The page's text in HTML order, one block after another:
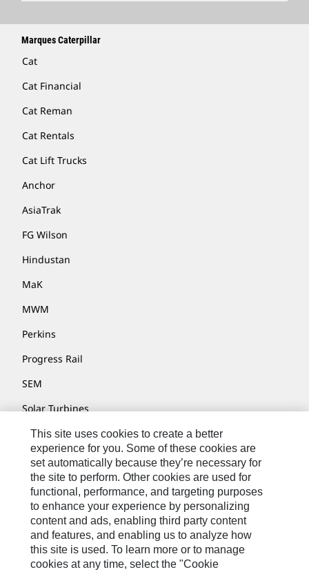
Marques Caterpillar
Cat
Cat Financial
Cat Reman
Cat Rentals
Cat Lift Trucks
Anchor
AsiaTrak
FG Wilson
Hindustan
MaK
MWM
Perkins
Progress Rail
SEM
Solar Turbines
SPM Oil & Gas
Turner Powertrain Systems
Nous Contacter
Plan Du Site
Cookie Settings
This site uses cookies to create a better
experience for you. Some of these cookies are
set automatically because they’re necessary for
the site to perform. Other cookies are used for
functional, performance, and targeting purposes
to enhance your experience by personalizing
content and ads, enabling third party content
and features, and enabling us to analyze how
this site is used. To learn more or to manage
cookies at any time, select the "Cookie